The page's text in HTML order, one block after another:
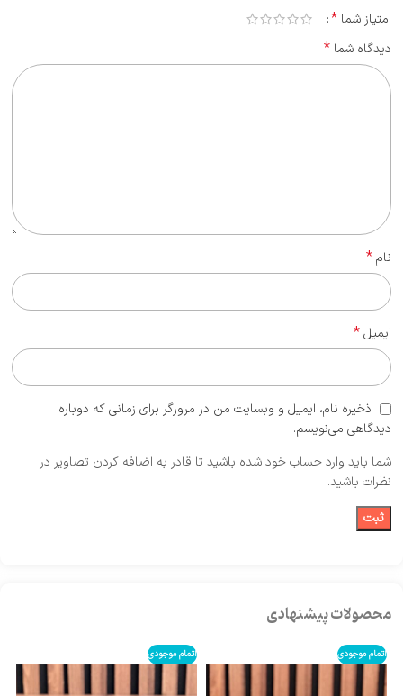
امتیاز شما *
دیدگاه شما *
نام*
ایمیل*
ذخیره نام، ایمیل و وبسایت من در مرورگر برای زمانی که دوباره
دیدگاهی می‌نویسم.
شما باید وارد حساب خود شده باشید تا قادر به اضافه کردن تصاویر در
نظرات باشید.
محصولات پیشنهادی
اتمام موجودی اتمام موجودی